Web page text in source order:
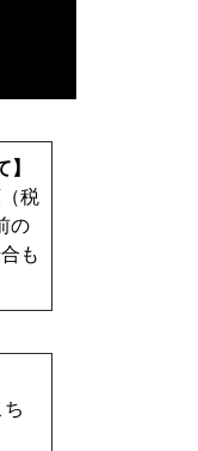
税
の
も